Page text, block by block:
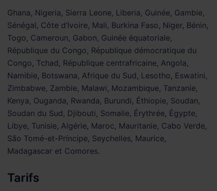
Ghana, Nigeria, Sierra Leone, Liberia, Guinée, Gambie,
Sénégal, Côte d’Ivoire, Mali, Burkina Faso, Niger, Bénin,
Togo, Cameroun, Gabon, Guinée équatoriale,
République du Congo, République démocratique du
Congo, Tchad, République centrafricaine, Angola,
Namibie, Botswana, Afrique du Sud, Lesotho, Eswatini,
Zimbabwe, Zambie, Malawi, Mozambique, Tanzanie,
Kenya, Ouganda, Rwanda, Burundi, Éthiopie, Soudan,
Soudan du Sud, Djibouti, Somalie, Érythrée, Égypte,
Libye, Tunisie, Algérie, Maroc, Mauritanie, Cabo Verde,
São Tomé-et-Príncipe, Seychelles, Maurice,
Madagascar et Comores.
Tarifs